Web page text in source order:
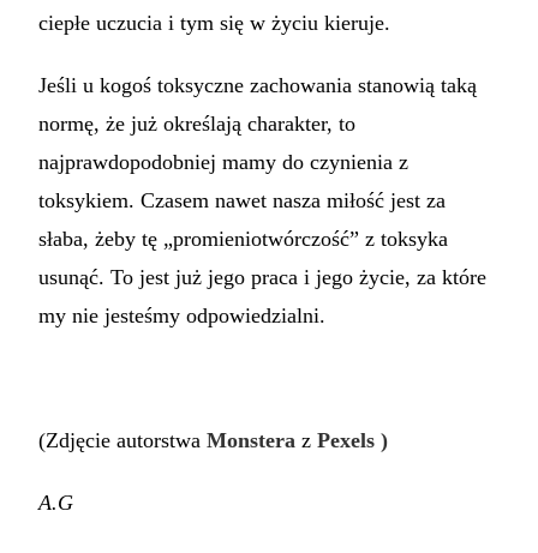
ciepłe uczucia i tym się w życiu kieruje.
Jeśli u kogoś toksyczne zachowania stanowią taką
normę, że już określają charakter, to
najprawdopodobniej mamy do czynienia z
toksykiem. Czasem nawet nasza miłość jest za
słaba, żeby tę „promieniotwórczość” z toksyka
usunąć. To jest już jego praca i jego życie, za które
my nie jesteśmy odpowiedzialni.
(Zdjęcie autorstwaMonstera zPexels )
A.G